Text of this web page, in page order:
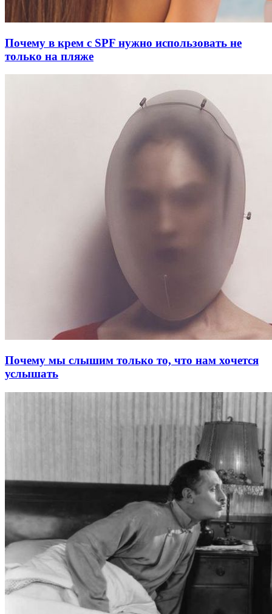
Почему в крем с SPF нужно использовать не
только на пляже
Почему мы слышим только то, что нам хочется
услышать